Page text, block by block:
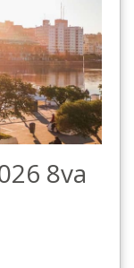
8va